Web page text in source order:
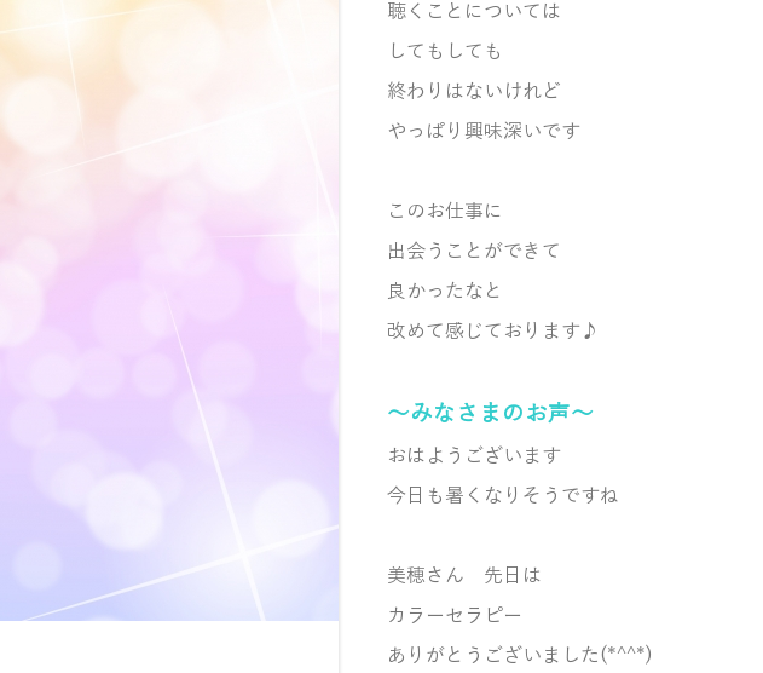
聴くことについては
してもしても
終わりはないけれど
やっぱり興味深いです
このお仕事に
出会うことができて
良かったなと
改めて感じております♪
～みなさまのお声～
おはようございます
今日も暑くなりそうですね
美穂さん 先日は
カラーセラピー
ありがとうございました(*^^*)